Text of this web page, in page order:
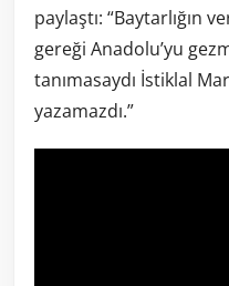
paylaştı: “Baytarlığın
gereği Anadolu’yu
tanımasaydı İstiklal
yazamazdı.”